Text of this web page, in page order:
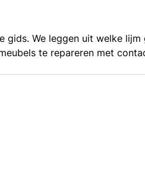
gids. We leggen uit welke lijm
te repareren met